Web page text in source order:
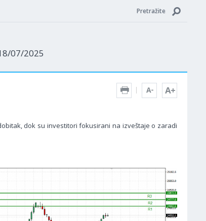
Pretražite
07/2025
dok su investitori fokusirani na izveštaje o zaradi